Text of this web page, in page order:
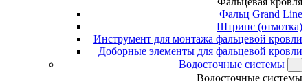
Фальц Grand Line
Штрипс (отмотка)
Инструмент для монтажа фальцевой кровли
Доборные элементы для фальцевой кровли
Водосточные системы
Водосточные системы